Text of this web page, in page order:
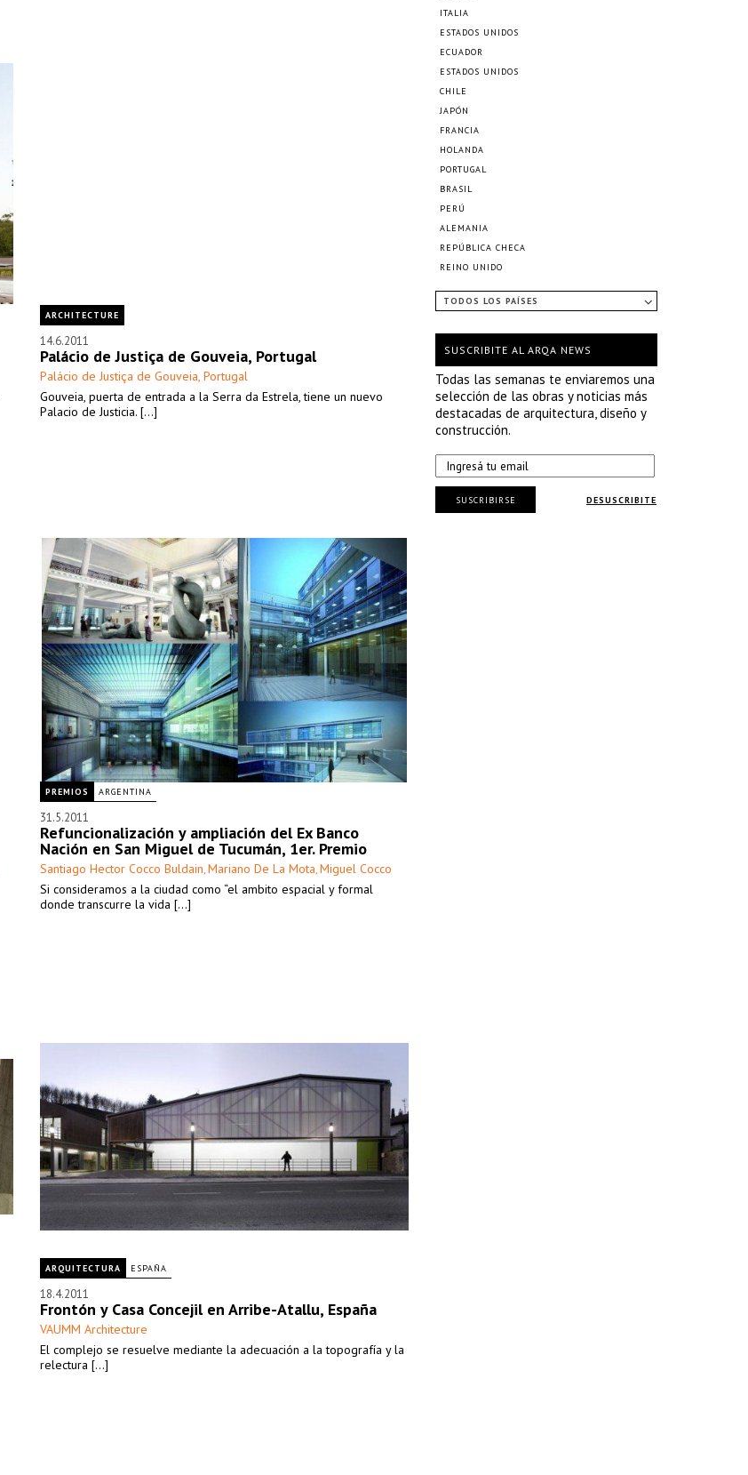
ARCHITECTURE
14.6.2011
Palácio de Justiça de Gouveia, Portugal
Palácio de Justiça de Gouveia, Portugal
Gouveia, puerta de entrada a la Serra da Estrela, tiene un nuevo
Palacio de Justicia. [...]
PREMIOS ARGENTINA
31.5.2011
Refuncionalización y ampliación del Ex Banco
Nación en San Miguel de Tucumán, 1er. Premio
Santiago Hector Cocco Buldain, Mariano De La Mota, Miguel Cocco
Si consideramos a la ciudad como “el ambito espacial y formal
donde transcurre la vida [...]
ARQUITECTURA ESPAÑA
18.4.2011
Frontón y Casa Concejil en Arribe-Atallu, España
VAUMM Architecture
El complejo se resuelve mediante la adecuación a la topografía y la
relectura [...]
ITALIA
ESTADOS UNIDOS
ECUADOR
ESTADOS UNIDOS
CHILE
JAPÓN
FRANCIA
HOLANDA
PORTUGAL
BRASIL
PERÚ
ALEMANIA
REPÚBLICA CHECA
REINO UNIDO
TODOS LOS PAÍSES
SUSCRIBITE AL ARQA NEWS
Todas las semanas te enviaremos una
selección de las obras y noticias más
destacadas de arquitectura, diseño y
construcción.
DESUSCRIBITE
SUSCRIBIRSE